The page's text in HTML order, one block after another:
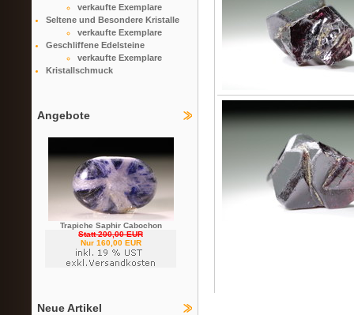
verkaufte Exemplare
Seltene und Besondere Kristalle
verkaufte Exemplare
Geschliffene Edelsteine
verkaufte Exemplare
Kristallschmuck
Angebote
Trapiche Saphir Cabochon
Statt 200,00 EUR
Nur 160,00 EUR
Neue Artikel